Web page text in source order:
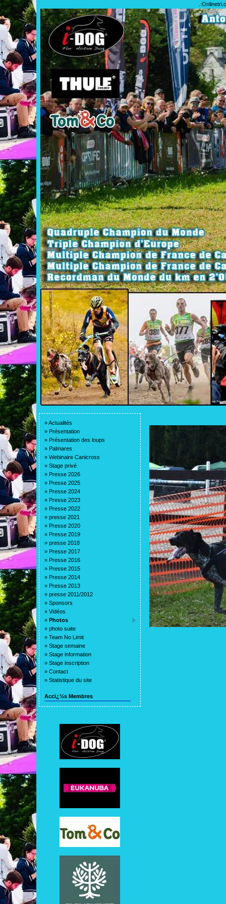
.:
»Actualités
» Présentation
» Présentation des loups
» Palmares
» Webinaire Canicross
» Stage privé
» Presse 2026
» Presse 2025
» Presse 2024
» Presse 2023
» Presse 2022
» presse 2021
» Presse 2020
» Presse 2019
» presse 2018
» Presse 2017
» Presse 2016
» Presse 2015
» Presse 2014
» Presse 2013
» presse 2011/2012
» Sponsors
» Vidéos
» Photos
» photo suite
» Team No Limit
» Stage semaine
» Stage information
» Stage inscription
» Contact
» Statistique du site
Accï¿½s Membres